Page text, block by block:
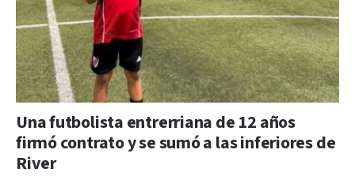
Una futbolista entrerriana de 12 años
firmó contrato y se sumó a las inferiores de
River